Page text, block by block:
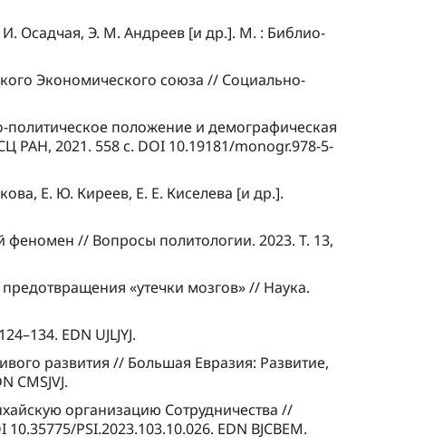
Осадчая, Э. М. Андреев [и др.]. М. : Библио-
Экономического союза // Социально-
политическое положение и демографическая
РАН, 2021. 558 с. DOI 10.19181/monogr.978-5-
Е. Ю. Киреев, Е. Е. Киселева [и др.].
феномен // Вопросы политологии. 2023. Т. 13,
«утечки мозгов» // Наука.
EDN UJLJYJ.
развития // Большая Евразия: Развитие,
CMSJVJ.
организацию Сотрудничества //
PSI.2023.103.10.026. EDN BJCBEM.